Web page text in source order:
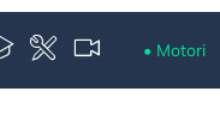
• Motori